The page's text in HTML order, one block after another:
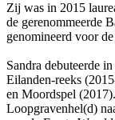
Zij was in 2015
de gerenommeerde
genomineerd voor
Sandra debuteerde
Eilanden-reeks
en Moordspel
Loopgravenhel(d)